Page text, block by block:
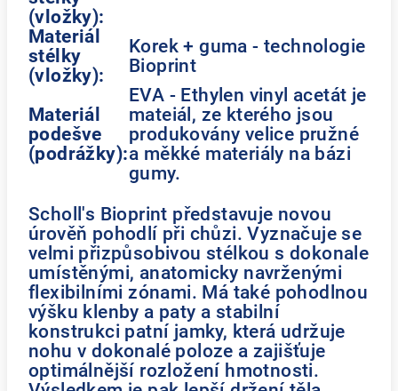
(vložky):
Materiál
stélky
(vložky):
Korek + guma - technologie
Bioprint
Materiál
podešve
(podrážky):
EVA - Ethylen vinyl acetát je
mateiál, ze kterého jsou
produkovány velice pružné
a měkké materiály na bázi
gumy.
Scholl's Bioprint představuje novou
úrověň pohodlí při chůzi. Vyznačuje se
velmi přizpůsobivou stélkou s dokonale
umístěnými, anatomicky navrženými
flexibilními zónami. Má také pohodlnou
výšku klenby a paty a stabilní
konstrukci patní jamky, která udržuje
nohu v dokonalé poloze a zajišťuje
optimálnější rozložení hmotnosti.